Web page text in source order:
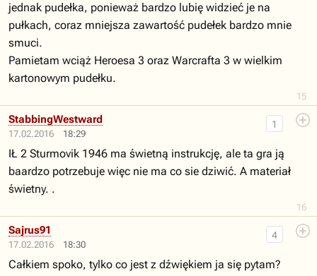
15
jednak pudełka, ponieważ bardzo lubię widzieć je na
pułkach, coraz mniejsza zawartość pudełek bardzo mnie
smuci.
Pamietam wciąż Heroesa 3 oraz Warcrafta 3 w wielkim
kartonowym pudełku.
17.02.2016 18:29
16
1
StabbingWestward
IŁ 2 Sturmovik 1946 ma świetną instrukcję, ale ta gra ją
baardzo potrzebuje więc nie ma co sie dziwić. A materiał
świetny. .
17.02.2016 18:30
4
Sajrus91
Całkiem spoko, tylko co jest z dźwiękiem ja się pytam?